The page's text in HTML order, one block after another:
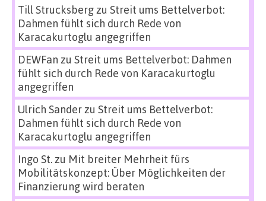
Till Strucksbergzu Streit ums Bettelverbot:
Dahmen fühlt sich durch Rede von
Karacakurtoglu angegriffen
DEWFan zu Streit ums Bettelverbot: Dahmen
fühlt sich durch Rede von Karacakurtoglu
angegriffen
Ulrich Sanderzu Streit ums Bettelverbot:
Dahmen fühlt sich durch Rede von
Karacakurtoglu angegriffen
Ingo St.zu Mit breiter Mehrheit fürs
Mobilitätskonzept: Über Möglichkeiten der
Finanzierung wird beraten